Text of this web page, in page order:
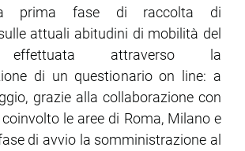
prima fase di raccolta di
attuali abitudini di mobilità del
effettuata attraverso la
di un questionario on line: a
grazie alla collaborazione con
le aree di Roma, Milano e
di avvio la somministrazione al